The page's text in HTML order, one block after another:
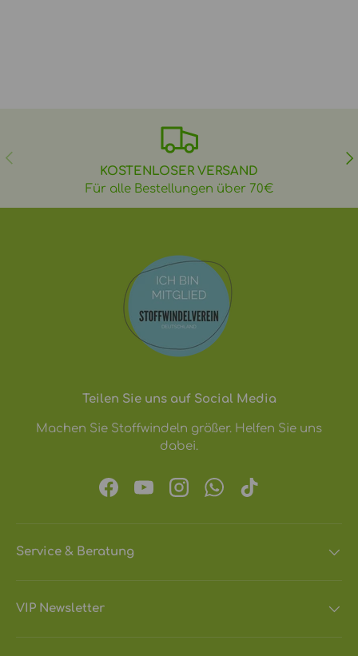
VORHERIGE
KOSTENLOSER VERSAND
Für alle Bestellungen über 70€
Teilen Sie uns auf Social Media
Machen Sie Stoffwindeln größer. Helfen Sie uns
dabei.
FacebookYouTubeInstagramWhatsApp
TikTok
Service & Beratung
VIP Newsletter